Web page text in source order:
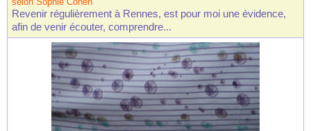
Revenir régulièrement à Rennes, est pour moi une évidence,
afin de venir écouter, comprendre...